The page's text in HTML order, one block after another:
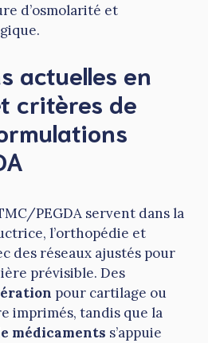
d’osmolarité et
actuelles en
critères de
PEGDA servent dans la
l’orthopédie et
des réseaux ajustés pour
prévisible. Des
pour cartilage ou
imprimés, tandis que la
médicaments s’appuie